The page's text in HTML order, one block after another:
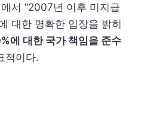
서 “2007년 이후 미지급
대한 명확한 입장을 밝히
에 대한 국가 책임을 준수
적이다.